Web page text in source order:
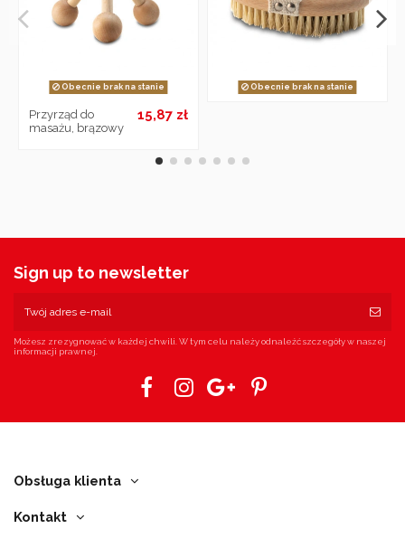
Obecnie brak na stanie
Przyrząd do
masażu, brązowy
15,87 zł
Obecnie brak na stanie
Sign up to newsletter
Możesz zrezygnować w każdej chwili. W tym celu należy odnaleźć szczegóły w naszej
informacji prawnej.
Obsługa klienta
Kontakt